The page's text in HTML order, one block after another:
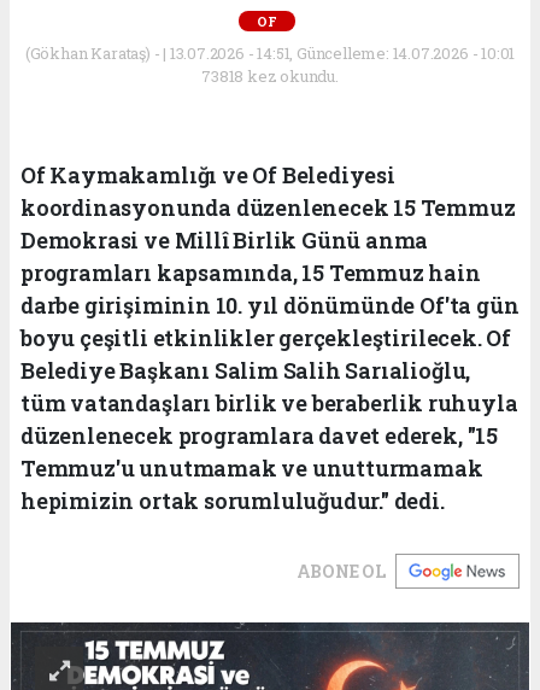
OF
(Gökhan Karataş) - | 13.07.2026 - 14:51, Güncelleme: 14.07.2026 - 10:01
73818 kez okundu.
Of Kaymakamlığı ve Of Belediyesi
koordinasyonunda düzenlenecek 15 Temmuz
Demokrasi ve Millî Birlik Günü anma
programları kapsamında, 15 Temmuz hain
darbe girişiminin 10. yıl dönümünde Of'ta gün
boyu çeşitli etkinlikler gerçekleştirilecek. Of
Belediye Başkanı Salim Salih Sarıalioğlu,
tüm vatandaşları birlik ve beraberlik ruhuyla
düzenlenecek programlara davet ederek, "15
Temmuz'u unutmamak ve unutturmamak
hepimizin ortak sorumluluğudur." dedi.
ABONE OL